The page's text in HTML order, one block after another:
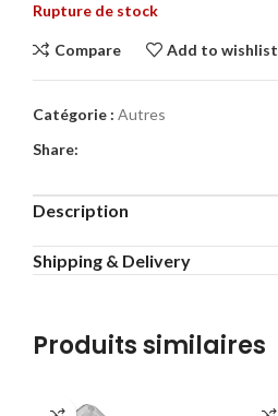
Rupture de stock
Compare Add to wishlist
Catégorie : Autres
Share:
Description
Shipping & Delivery
Produits similaires